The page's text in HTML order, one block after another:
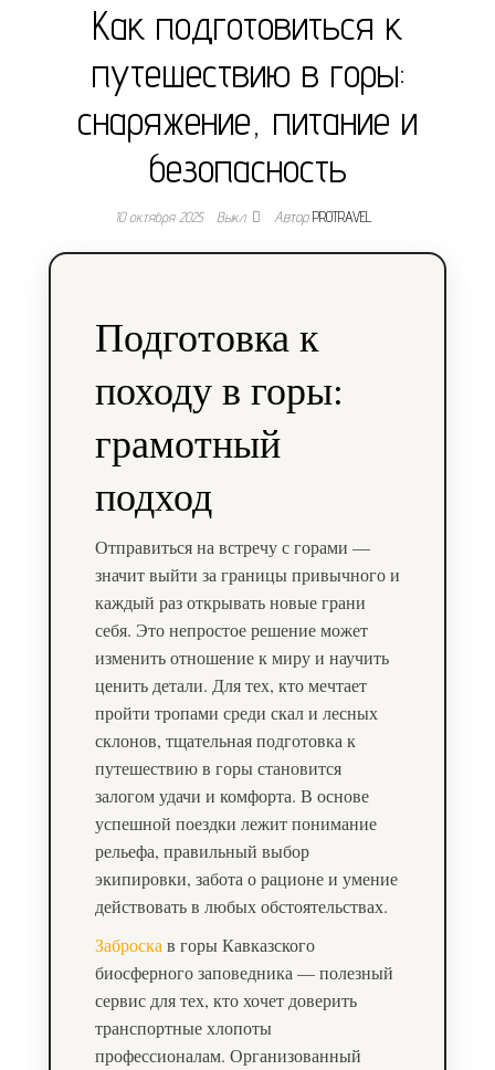
Как подготовиться к
путешествию в горы:
снаряжение, питание и
безопасность
10 октября 2025 Выкл. АвторPROTRAVEL
Подготовка к
походу в горы:
грамотный
подход
Отправиться на встречу с горами —
значит выйти за границы привычного и
каждый раз открывать новые грани
себя. Это непростое решение может
изменить отношение к миру и научить
ценить детали. Для тех, кто мечтает
пройти тропами среди скал и лесных
склонов, тщательная подготовка к
путешествию в горы становится
залогом удачи и комфорта. В основе
успешной поездки лежит понимание
рельефа, правильный выбор
экипировки, забота о рационе и умение
действовать в любых обстоятельствах.
Заброскав горы Кавказского
биосферного заповедника — полезный
сервис для тех, кто хочет доверить
транспортные хлопоты
профессионалам. Организованный